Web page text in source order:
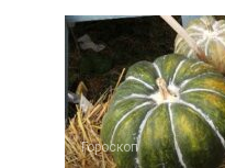
Гороскоп